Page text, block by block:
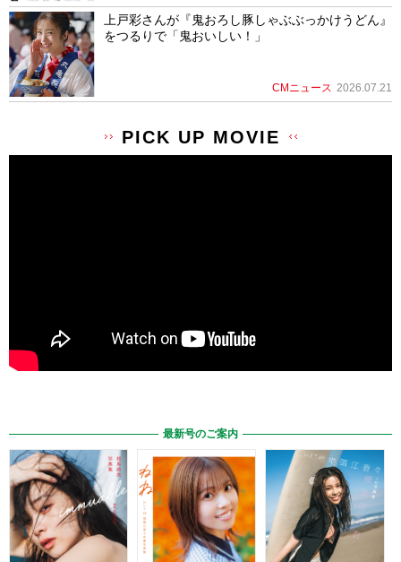
上戸彩さんが『鬼おろし豚しゃぶぶっかけうどん』
をつるりで「鬼おいしい！」
CMニュース 2026.07.21
PICK UP MOVIE
最新号のご案内